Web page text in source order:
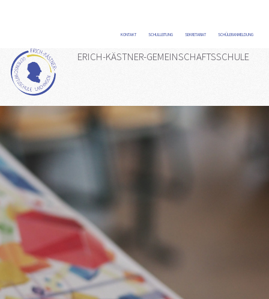
KONTAKT SCHULLEITUNG SEKRETARIAT SCHÜLERANMELDUNG
ERICH-KÄSTNER-GEMEINSCHAFTSSCHULE